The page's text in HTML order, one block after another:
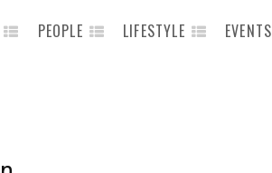
PEOPLE LIFESTYLE EVENTS